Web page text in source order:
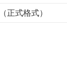
正式格式）